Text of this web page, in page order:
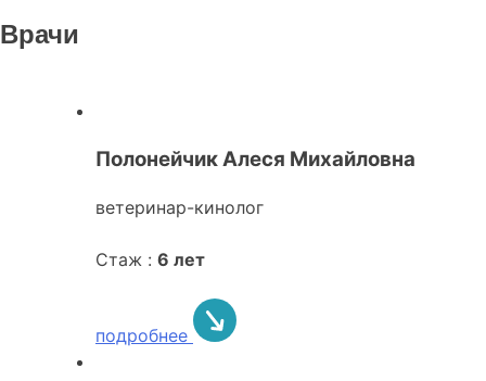
Врачи
Полонейчик Алеся Михайловна
ветеринар-кинолог
Стаж : 6 лет
подробнее